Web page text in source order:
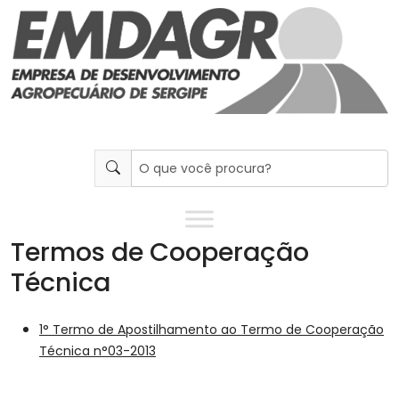
Termos de Cooperação
Técnica
1° Termo de Apostilhamento ao Termo de Cooperação
Técnica n°03-2013